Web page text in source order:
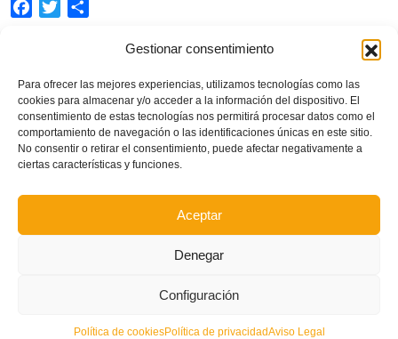
Gestionar consentimiento
Para ofrecer las mejores experiencias, utilizamos tecnologías como las
cookies para almacenar y/o acceder a la información del dispositivo. El
consentimiento de estas tecnologías nos permitirá procesar datos como el
comportamiento de navegación o las identificaciones únicas en este sitio.
No consentir o retirar el consentimiento, puede afectar negativamente a
ciertas características y funciones.
Aceptar
Denegar
Configuración
Política de cookiesPolítica de privacidadAviso Legal
Facebook
Twitter
CADETE,FÚTBOL ,JUVENIL,SELECCIONES,SUB-16,SUB-18
What you can read next